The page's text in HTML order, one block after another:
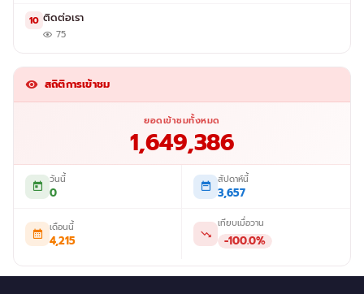
10 ติดต่อเรา
75
สถิติการเข้าชม
ยอดเข้าชมทั้งหมด
1,649,386
วันนี้
0
สัปดาห์นี้
3,657
เดือนนี้
4,215
เทียบเมื่อวาน
-100.0%